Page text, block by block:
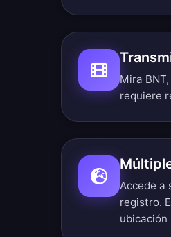
Mira
requiere
Accede a
registro.
ubicación